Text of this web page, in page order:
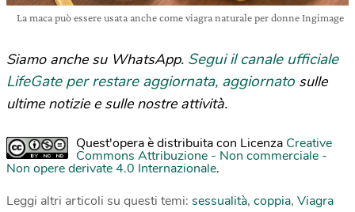
La maca può essere usata anche come viagra naturale per donne Ingimage
Siamo anche su WhatsApp. Segui il canale ufficiale
LifeGate per restare aggiornata, aggiornato sulle
ultime notizie e sulle nostre attività.
Quest'opera è distribuita con Licenza Creative
Commons Attribuzione - Non commerciale -
Non opere derivate 4.0 Internazionale.
Leggi altri articoli su questi temi: sessualità, coppia, Viagra